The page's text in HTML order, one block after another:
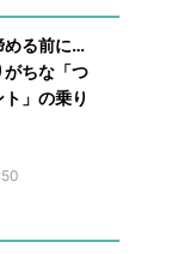
める前に…
ちな「つ
」の乗り